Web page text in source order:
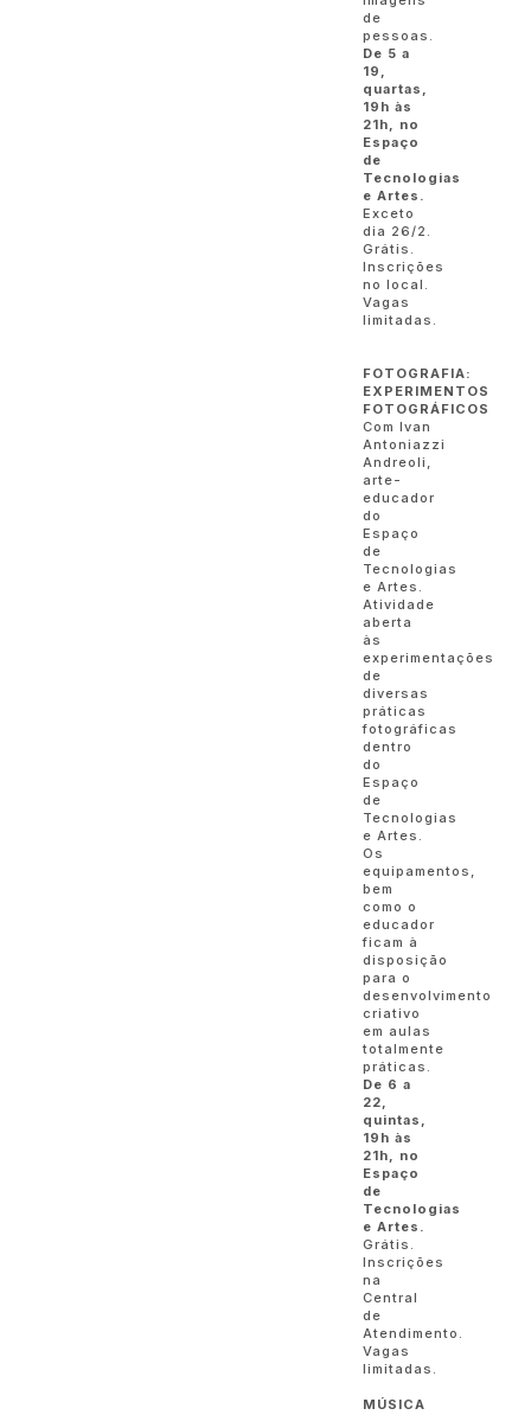
de
pessoas.
De 5 a
19,
quartas,
19h às
21h, no
Espaço
de
Tecnologias
e Artes.
Exceto
dia 26/2.
Grátis.
Inscrições
no local.
Vagas
limitadas.
FOTOGRAFIA:
EXPERIMENTOS
FOTOGRÁFICOS
Com Ivan
Antoniazzi
Andreoli,
arte-
educador
do
Espaço
de
Tecnologias
e Artes.
Atividade
aberta
às
experimentações
de
diversas
práticas
fotográficas
dentro
do
Espaço
de
Tecnologias
e Artes.
Os
equipamentos,
bem
como o
educador
ficam à
disposição
para o
desenvolvimento
criativo
em aulas
totalmente
práticas.
De 6 a
22,
quintas,
19h às
21h, no
Espaço
de
Tecnologias
e Artes.
Grátis.
Inscrições
na
Central
de
Atendimento.
Vagas
limitadas.
MÚSICA